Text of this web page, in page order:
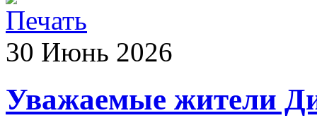
30 Июнь 2026
Уважаемые жители